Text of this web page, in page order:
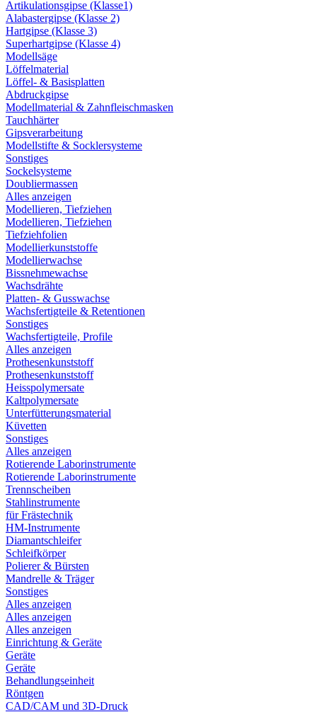
Artikulationsgipse (Klasse1)
Alabastergipse (Klasse 2)
Hartgipse (Klasse 3)
Superhartgipse (Klasse 4)
Modellsäge
Löffelmaterial
Löffel- & Basisplatten
Abdruckgipse
Modellmaterial & Zahnfleischmasken
Tauchhärter
Gipsverarbeitung
Modellstifte & Socklersysteme
Sonstiges
Sockelsysteme
Doubliermassen
Alles anzeigen
Modellieren, Tiefziehen
Modellieren, Tiefziehen
Tiefziehfolien
Modellierkunststoffe
Modellierwachse
Bissnehmewachse
Wachsdrähte
Platten- & Gusswachse
Wachsfertigteile & Retentionen
Sonstiges
Wachsfertigteile, Profile
Alles anzeigen
Prothesenkunststoff
Prothesenkunststoff
Heisspolymersate
Kaltpolymersate
Unterfütterungsmaterial
Küvetten
Sonstiges
Alles anzeigen
Rotierende Laborinstrumente
Rotierende Laborinstrumente
Trennscheiben
Stahlinstrumente
für Frästechnik
HM-Instrumente
Diamantschleifer
Schleifkörper
Polierer & Bürsten
Mandrelle & Träger
Sonstiges
Alles anzeigen
Alles anzeigen
Alles anzeigen
Einrichtung & Geräte
Geräte
Geräte
Behandlungseinheit
Röntgen
CAD/CAM und 3D-Druck